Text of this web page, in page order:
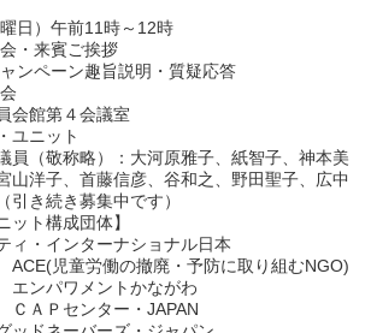
日）午前11時～12時
賓ご挨拶
ーン趣旨説明・質疑応答
会館第４会議室
ユニット
員（敬称略）：大河原雅子、紙智子、神本美
山洋子、首藤信彦、谷和之、野田聖子、広中
引き続き募集中です）
ット構成団体】
・インターナショナル日本
児童労働の撤廃・予防に取り組むNGO)
ンパワメントかながわ
ＡＰセンター・JAPAN